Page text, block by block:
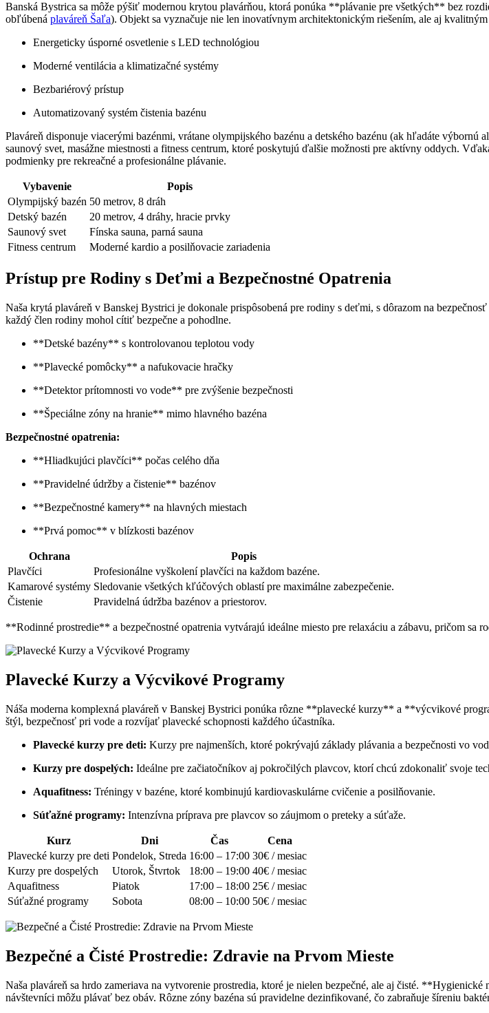
Banská Bystrica sa môže pýšiť modernou krytou plavárňou, ktorá ponúka **plávanie pre všetkých** bez
obľúbená plaváreň Šaľa). Objekt sa vyznačuje nie len inovatívnym architektonickým riešením, ale aj
Energeticky úsporné osvetlenie s LED technológiou
Moderné ventilácia a klimatizačné systémy
Bezbariérový prístup
Automatizovaný systém čistenia bazénu
Plaváreň disponuje viacerými bazénmi, vrátane olympijského bazénu a detského bazénu (ak hľadáte výbornú
saunový svet, masážne miestnosti a fitness centrum, ktoré poskytujú ďalšie možnosti pre aktívny oddych.
podmienky pre rekreačné a profesionálne plávanie.
Vybavenie
Popis
Olympijský bazén 50 metrov, 8 dráh
Detský bazén
20 metrov, 4 dráhy, hracie prvky
Saunový svet
Fínska sauna, parná sauna
Fitness centrum
Moderné kardio a posilňovacie zariadenia
Prístup pre Rodiny s Deťmi a Bezpečnostné Opatrenia
Naša krytá plaváreň v Banskej Bystrici je dokonale prispôsobená pre rodiny s deťmi, s dôrazom na
každý člen rodiny mohol cítiť bezpečne a pohodlne.
**Detské bazény** s kontrolovanou teplotou vody
**Plavecké pomôcky** a nafukovacie hračky
**Detektor prítomnosti vo vode** pre zvýšenie bezpečnosti
**Špeciálne zóny na hranie** mimo hlavného bazéna
Bezpečnostné opatrenia:
**Hliadkujúci plavčíci** počas celého dňa
**Pravidelné údržby a čistenie** bazénov
**Bezpečnostné kamery** na hlavných miestach
**Prvá pomoc** v blízkosti bazénov
Ochrana
Popis
Plavčíci
Profesionálne vyškolení plavčíci na každom bazéne.
Kamarové systémy Sledovanie všetkých kľúčových oblastí pre maximálne zabezpečenie.
Čistenie
Pravidelná údržba bazénov a priestorov.
**Rodinné prostredie** a bezpečnostné opatrenia vytvárajú ideálne miesto pre relaxáciu a zábavu, pričom sa
Plavecké Kurzy a Výcvikové Programy
Náša moderna komplexná plaváreň v Banskej Bystrici ponúka rôzne **plavecké kurzy** a **výcvikové
štýl, bezpečnosť pri vode a rozvíjať plavecké schopnosti každého účastníka.
Plavecké kurzy pre deti: Kurzy pre najmenších, ktoré pokrývajú základy plávania a bezpečnosti vo
Kurzy pre dospelých: Ideálne pre začiatočníkov aj pokročilých plavcov, ktorí chcú zdokonaliť svoje
Aquafitness: Tréningy v bazéne, ktoré kombinujú kardiovaskulárne cvičenie a posilňovanie.
Súťažné programy: Intenzívna príprava pre plavcov so záujmom o preteky a súťaže.
Kurz Dni Čas
Cena
Plavecké kurzy pre deti Pondelok, Streda 16:00 – 17:00 30€ / mesiac
Kurzy pre dospelých
Utorok, Štvrtok 18:00 – 19:00 40€ / mesiac
Aquafitness
Piatok 17:00 – 18:00 25€ / mesiac
Súťažné programy
Sobota 08:00 – 10:00 50€ / mesiac
Bezpečné a Čisté Prostredie: Zdravie na Prvom Mieste
Naša plaváreň sa hrdo zameriava na vytvorenie prostredia, ktoré je nielen bezpečné, ale aj čisté.
návštevníci môžu plávať bez obáv. Rôzne zóny bazéna sú pravidelne dezinfikované, čo zabraňuje šíreniu